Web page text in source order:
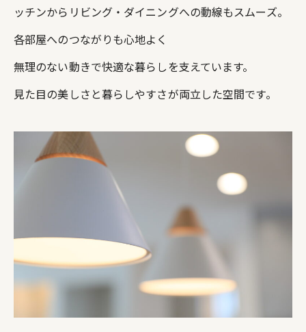
ッチンからリビング・ダイニングへの動線もスムーズ。
各部屋へのつながりも心地よく
無理のない動きで快適な暮らしを支えています。
見た目の美しさと暮らしやすさが両立した空間です。